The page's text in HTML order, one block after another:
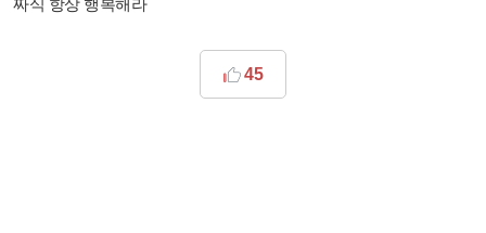
짜식 항상 행복해라
45